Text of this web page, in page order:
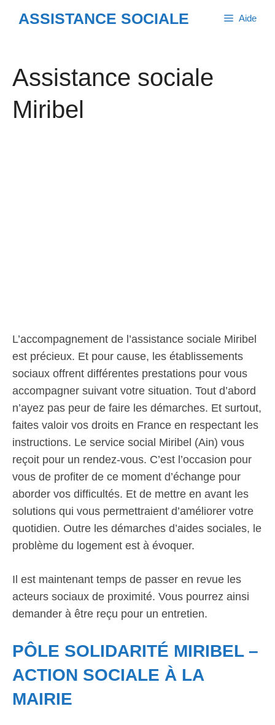
ASSISTANCE SOCIALE Aide
Assistance sociale
Miribel
L’accompagnement de l’assistance sociale Miribel
est précieux. Et pour cause, les établissements
sociaux offrent différentes prestations pour vous
accompagner suivant votre situation. Tout d’abord
n’ayez pas peur de faire les démarches. Et surtout,
faites valoir vos droits en France en respectant les
instructions. Le service social Miribel (Ain) vous
reçoit pour un rendez-vous. C’est l’occasion pour
vous de profiter de ce moment d’échange pour
aborder vos difficultés. Et de mettre en avant les
solutions qui vous permettraient d’améliorer votre
quotidien. Outre les démarches d’aides sociales, le
problème du logement est à évoquer.
Il est maintenant temps de passer en revue les
acteurs sociaux de proximité. Vous pourrez ainsi
demander à être reçu pour un entretien.
PÔLE SOLIDARITÉ MIRIBEL –
ACTION SOCIALE À LA
MAIRIE